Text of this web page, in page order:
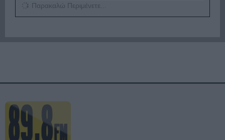
Παρακαλώ Περιμένετε...